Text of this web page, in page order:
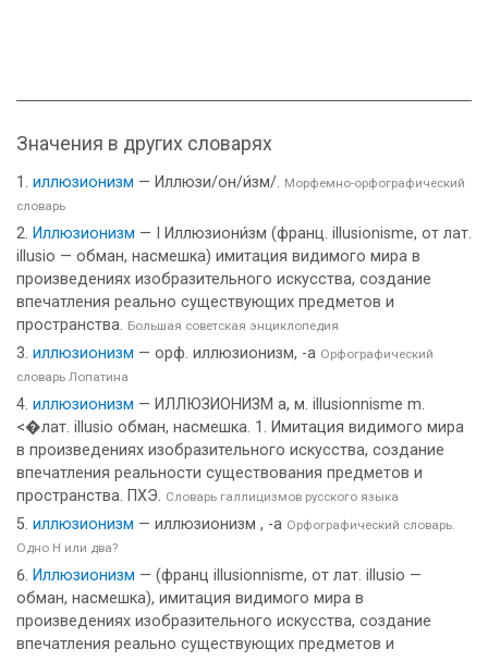
Значения в других словарях
иллюзионизм — Иллюзи/он/и́зм/. Морфемно-орфографический
словарь
Иллюзионизм — I Иллюзиони́зм (франц. illusionisme, от лат.
illusio — обман, насмешка) имитация видимого мира в
произведениях изобразительного искусства, создание
впечатления реально существующих предметов и
пространства. Большая советская энциклопедия
иллюзионизм — орф. иллюзионизм, -а Орфографический
словарь Лопатина
иллюзионизм — ИЛЛЮЗИОНИЗМ а, м. illusionnisme m.
<�лат. illusio обман, насмешка. 1. Имитация видимого мира
в произведениях изобразительного искусства, создание
впечатления реальности существования предметов и
пространства. ПХЭ. Словарь галлицизмов русского языка
иллюзионизм — иллюзионизм , -а Орфографический словарь.
Одно Н или два?
Иллюзионизм — (франц illusionnisme, от лат. illusio —
обман, насмешка), имитация видимого мира в
произведениях изобразительного искусства, создание
впечатления реально существующих предметов и